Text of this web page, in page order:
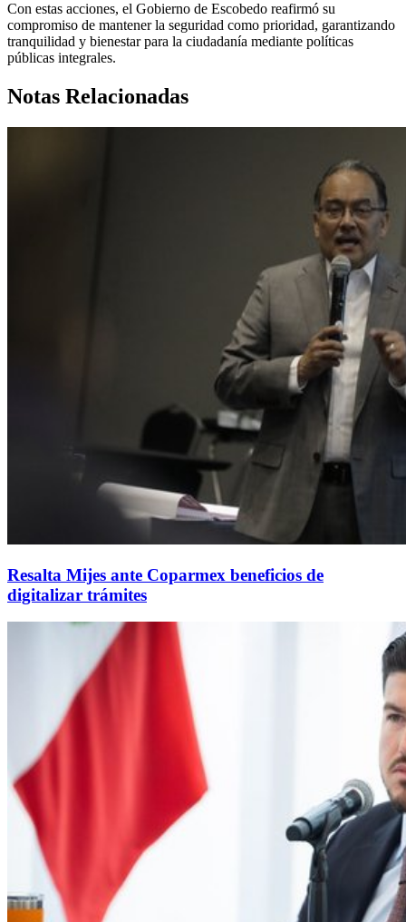
Con estas acciones, el Gobierno de Escobedo reafirmó su
compromiso de mantener la seguridad como prioridad, garantizando
tranquilidad y bienestar para la ciudadanía mediante políticas
públicas integrales.
Notas Relacionadas
Resalta Mijes ante Coparmex beneficios de
digitalizar trámites